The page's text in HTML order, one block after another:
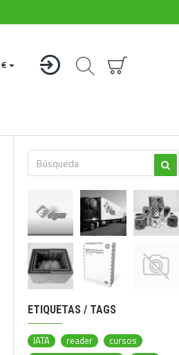
€
ETIQUETAS / TAGS
IATA reader
cursos